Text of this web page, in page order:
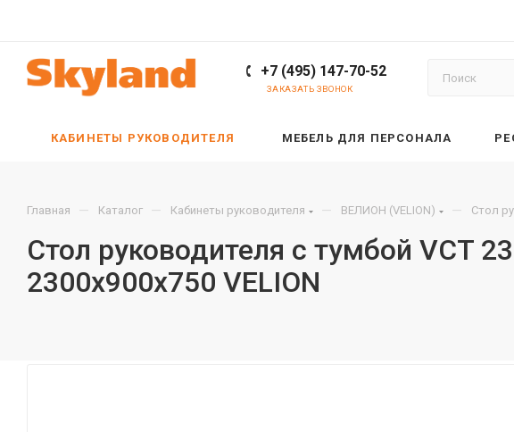
+7 (495) 147-70-52
ЗАКАЗАТЬ ЗВОНОК
КАБИНЕТЫ РУКОВОДИТЕЛЯ МЕБЕЛЬ ДЛЯ ПЕРСОНАЛА
Главная — Каталог — Кабинеты руководителя — ВЕЛИОН (VELION) — Стол
Стол руководителя с тумбой VCT
2300х900х750 VELION